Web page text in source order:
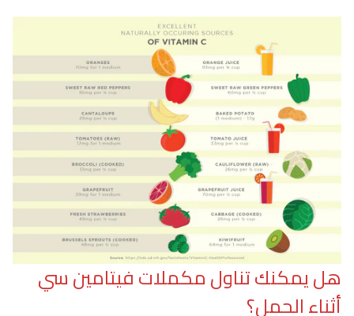
هل يمكنك تناول مكملات فيتامين سي
أثناء الحمل؟